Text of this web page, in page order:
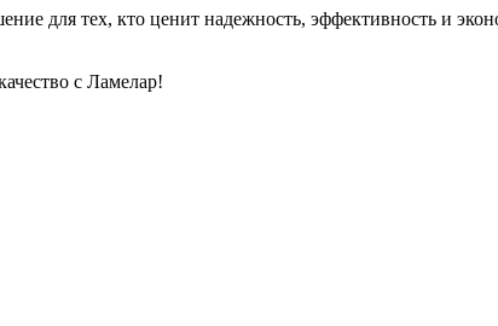
для тех, кто ценит надежность, эффективность и
с Ламелар!